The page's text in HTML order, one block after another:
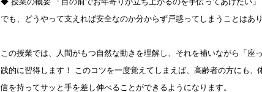
でも、どうやって支えれば安全なのか分からず戸惑ってしまうことはあ
この授業では、人間がもつ自然な動きを理解し、それを補いながら「座
践的に習得します！ このコツを一度覚えてしまえば、高齢者の方にも
信を持ってサッと手を差し伸べることができるようになります。